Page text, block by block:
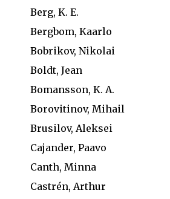
Berg, K. E.
Bergbom, Kaarlo
Bobrikov, Nikolai
Boldt, Jean
Bomansson, K. A.
Borovitinov, Mihail
Brusilov, Aleksei
Cajander, Paavo
Canth, Minna
Castrén, Arthur